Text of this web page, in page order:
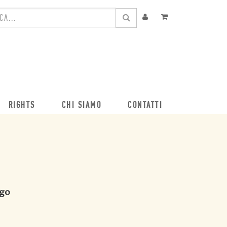
RIGHTS CHI SIAMO CONTATTI